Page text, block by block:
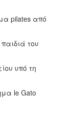
pilates από
του
υπό τη
le Gato